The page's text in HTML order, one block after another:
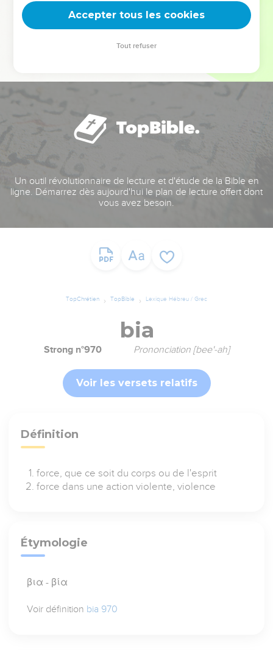
équipe, un groupe ou une famille, leur expérience est faite
Un outil révolutionnaire de lecture et d'étude de la Bible en
ligne. Démarrez dès aujourd'hui le plan de lecture offert dont
vous avez besoin.
TopChrétien TopBible Lexique Hébreu / Grec
bia
Strong n°970 Prononciation [bee'-ah]
Voir les versets relatifs
Définition
force, que ce soit du corps ou de l'esprit
force dans une action violente, violence
Étymologie
βια - βία
Voir définition bia 970
Accepter tous les cookies
Tout refuser